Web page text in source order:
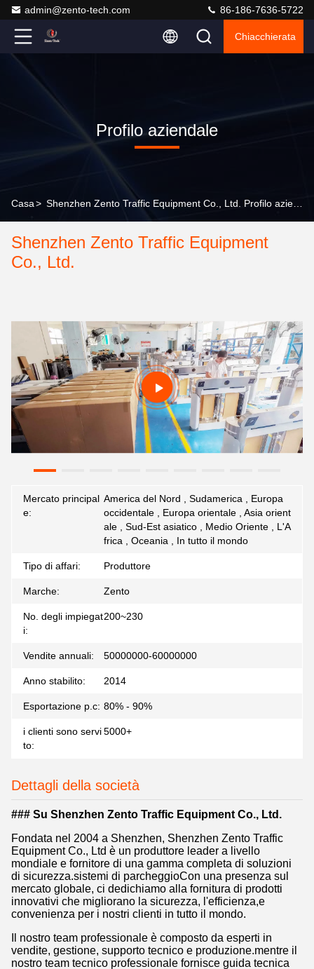
admin@zento-tech.com 86-186-7636-5722
Chiacchierata
Profilo aziendale
Casa>
Shenzhen Zento Traffic Equipment
Co., Ltd.
Mercato principal
e:
America del Nord , Sudamerica , Europa
occidentale , Europa orientale , Asia orient
ale , Sud-Est asiatico , Medio Oriente , L'A
frica , Oceania , In tutto il mondo
Tipo di affari: Produttore
Marche: Zento
No. degli impiegat
i:
200~230
Vendite annuali: 50000000-60000000
Anno stabilito: 2014
Esportazione p.c: 80% - 90%
i clienti sono servi
to:
5000+
Dettagli della società
### Su Shenzhen Zento Traffic Equipment Co., Ltd.
Fondata nel 2004 a Shenzhen, Shenzhen Zento Traffic
Equipment Co., Ltd è un produttore leader a livello
mondiale e fornitore di una gamma completa di soluzioni
di sicurezza.sistemi di parcheggioCon una presenza sul
mercato globale, ci dedichiamo alla fornitura di prodotti
innovativi che migliorano la sicurezza, l'efficienza,e
convenienza per i nostri clienti in tutto il mondo.
Il nostro team professionale è composto da esperti in
vendite, gestione, supporto tecnico e produzione.mentre il
nostro team tecnico professionale fornisce guida tecnica